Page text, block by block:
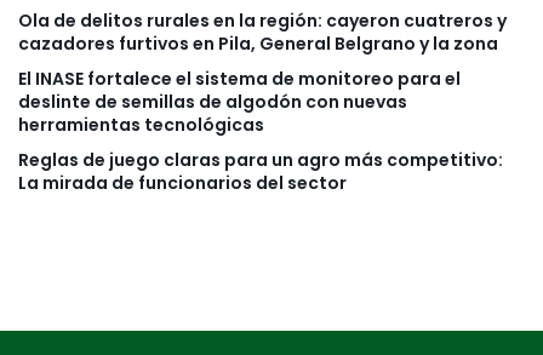
Ola de delitos rurales en la región: cayeron cuatreros y
cazadores furtivos en Pila, General Belgrano y la zona
El INASE fortalece el sistema de monitoreo para el
deslinte de semillas de algodón con nuevas
herramientas tecnológicas
Reglas de juego claras para un agro más competitivo:
La mirada de funcionarios del sector